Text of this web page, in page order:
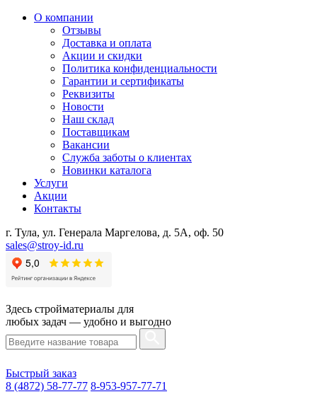
О компании
Отзывы
Доставка и оплата
Акции и скидки
Политика конфиденциальности
Гарантии и сертификаты
Реквизиты
Новости
Наш склад
Поставщикам
Вакансии
Служба заботы о клиентах
Новинки каталога
Услуги
Акции
Контакты
г. Тула, ул. Генерала Маргелова, д. 5А, оф. 50
sales@stroy-id.ru
Здесь стройматериалы для
любых задач — удобно и выгодно
Быстрый заказ
8 (4872) 58-77-77 8-953-957-77-71